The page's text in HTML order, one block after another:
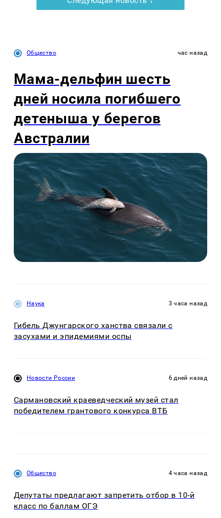
Общество час назад
Мама-дельфин шесть
дней носила погибшего
детеныша у берегов
Австралии
Наука 3 часа назад
Гибель Джунгарского ханства связали с
засухами и эпидемиями оспы
Новости России 6 дней назад
Сармановский краеведческий музей стал
победителем грантового конкурса ВТБ
Общество 4 часа назад
Депутаты предлагают запретить отбор в 10-й
класс по баллам ОГЭ